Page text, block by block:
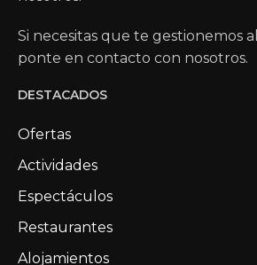
Si necesitas que te gestionemos
ponte en contacto con nosotros.
DESTACADOS
Ofertas
Actividades
Espectáculos
Restaurantes
Alojamientos